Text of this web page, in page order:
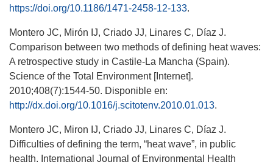
https://doi.org/10.1186/1471-2458-12-133.
Montero JC, Mirón IJ, Criado JJ, Linares C, Díaz J.
Comparison between two methods of defining heat waves:
A retrospective study in Castile-La Mancha (Spain).
Science of the Total Environment [Internet].
2010;408(7):1544-50. Disponible en:
http://dx.doi.org/10.1016/j.scitotenv.2010.01.013.
Montero JC, Miron IJ, Criado JJ, Linares C, Díaz J.
Difficulties of defining the term, “heat wave”, in public
health. International Journal of Environmental Health